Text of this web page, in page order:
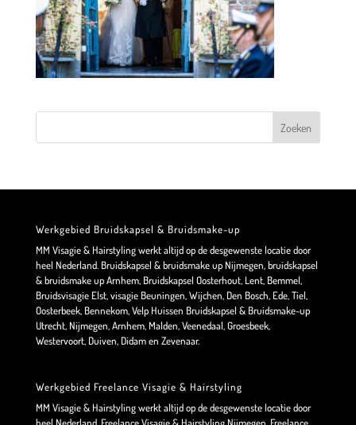
Werkgebied Bruidskapsel & Bruidsmake-up
MM Visagie & Hairstyling werkt altijd op de desgewenste locatie door
heel Nederland. Bruidskapsel & bruidsmake up Nijmegen, bruidskapsel
& bruidsmake up Arnhem, Bruidskapsel Oosterhout, Lent, Bemmel,
Bruidsvisagie Elst, visagie Beuningen, Wijchen, Den Bosch, Ede, Tiel,
Oosterbeek, Bennekom, Velp Huissen Bruidskapsel & Bruidsmake-up
Utrecht, Nijmegen, Arnhem, Malden, Veenedaal, Groesbeek,
Westervoort, Duiven, Didam en Zevenaar.
Werkgebied Freelance Visagie & Hairstyling
MM Visagie & Hairstyling werkt altijd op de desgewenste locatie door